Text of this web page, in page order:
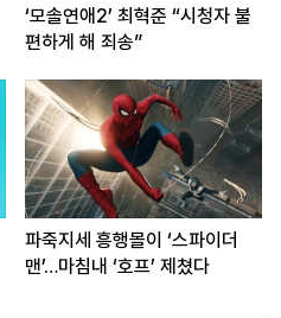
‘모솔연애2’ 최혁준 “시청자 불
편하게 해 죄송”
파죽지세 흥행몰이 ‘스파이더
맨’…마침내 ‘호프’ 제쳤다